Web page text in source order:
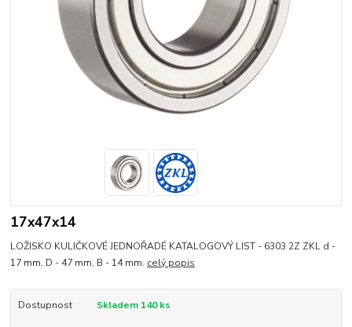
17x47x14
LOŽISKO KULIČKOVÉ JEDNOŘADÉ KATALOGOVÝ LIST - 6303 2Z ZKL d -
17 mm, D - 47 mm, B - 14 mm. celý popis
Dostupnost Skladem 140 ks